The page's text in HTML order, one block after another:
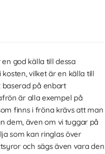
god källa till dessa
vilket är en källa till
på enbart
är alla exempel på
finns i fröna krävs att man
dem, även om vi tuggar på
som kan ringlas över
och sägs även vara den